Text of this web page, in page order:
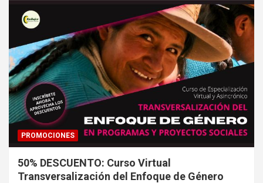
PROMOCIONES
50% DESCUENTO: Curso Virtual
Transversalización del Enfoque de Género